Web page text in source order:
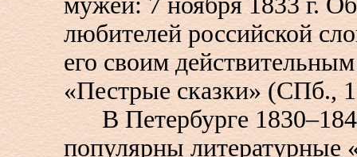
любителей российской
его своим
«Пестрые сказки» (СПб.,
В Петербурге
популярны литературные